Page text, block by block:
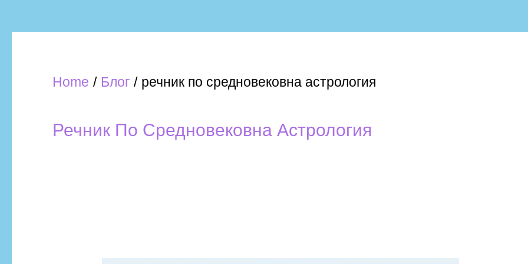
Home Блог речник по средновековна астрология
Речник По Средновековна Астрология